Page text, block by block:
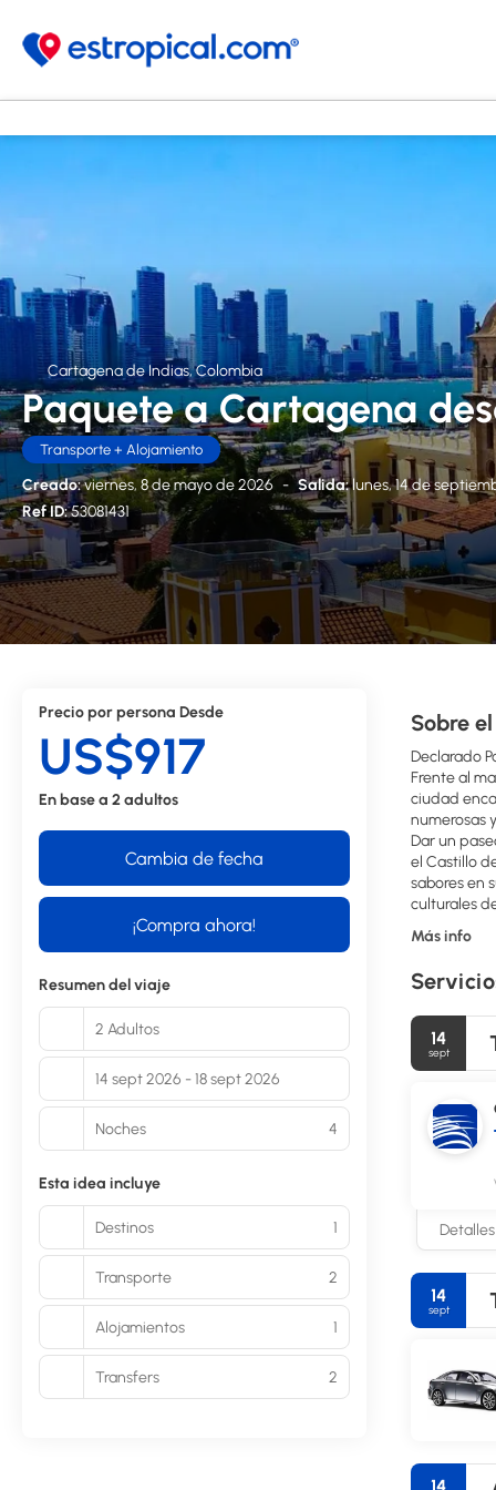
Cartagena de Indias, Colombia
Paquete a Cartagena
Transporte + Alojamiento
Creado:viernes, 8 de mayo de 2026 - Salida:lunes, 14 de
Ref ID:53081431
Sobre
Declarado
Frente al
ciudad
numerosas
Dar un
el Castillo
sabores en
culturales
Más info
14
sept
Detalles
14
sept
14
Precio por persona Desde
US$917
En base a 2 adultos
Cambia de fecha
¡Compra ahora!
Resumen del viaje
2 Adultos
14 sept 2026 - 18 sept 2026
Noches 4
Esta idea incluye
Destinos 1
Transporte 2
Alojamientos 1
Transfers 2